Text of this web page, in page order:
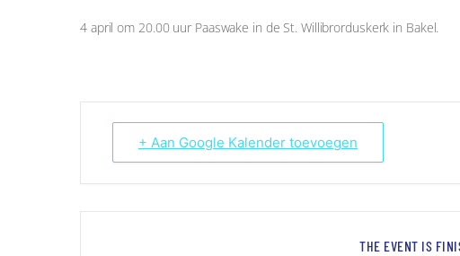
4 april om 20.00 uur Paaswake in de St. Willibrorduskerk in Bakel.
+ Aan Google Kalender toevoegen
THE EVENT IS